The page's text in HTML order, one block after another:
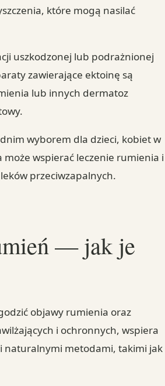
które mogą nasilać
uszkodzonej lub podrażnionej
zawierające ektoinę są
lub innych dermatoz
wyborem dla dzieci, kobiet w
może wspierać leczenie rumienia i
przeciwzapalnych.
— jak je
objawy rumienia oraz
i ochronnych, wspiera
naturalnymi metodami, takimi jak